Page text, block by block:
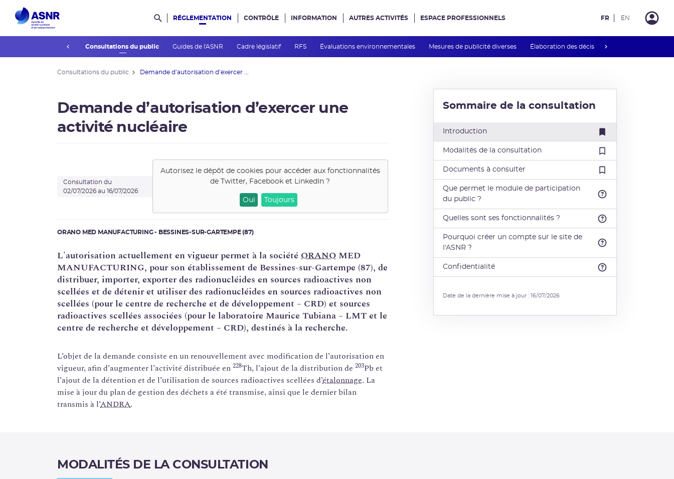
Rechercher dans le site
RÉGLEMENTATION
des publics Consultations du public Guides de l'ASNR Cadre législatif RFS Évaluations environnementales Mesures de publicité diverses Élaboration des décisions et guides INB
CONTRÔLE INFORMATION AUTRES ACTIVITÉS ESPACE PROFESSIONNELS FR EN
Consultations du public Demande d’autorisation d’exercer ...
Demande d’autorisation d’exercer une
activité nucléaire
Consultation du
02/07/2026 au 16/07/2026
Autorisez le dépôt de cookies pour accéder aux fonctionnalités
de
Twitter, Facebook et LinkedIn ?
Oui Toujours
ORANO MED MANUFACTURING - BESSINES-SUR-GARTEMPE (87)
L'autorisation actuellement en vigueur permet à la société ORANO MED
MANUFACTURING, pour son établissement de Bessines-sur-Gartempe (87), de
distribuer, importer, exporter des radionucléides en sources radioactives non
scellées et de détenir et utiliser des radionucléides en sources radioactives non
scellées (pour le centre de recherche et de développement – CRD) et sources
radioactives scellées associées (pour le laboratoire Maurice Tubiana – LMT et le
centre de recherche et développement – CRD), destinés à la recherche.
L’objet de la demande consiste en un renouvellement avec modification de l’autorisation en
vigueur, afin d’augmenter l’activité distribuée en 228Th, l’ajout de la distribution de 203Pb et
l’ajout de la détention et de l’utilisation de sources radioactives scellées d’étalonnage. La
mise à jour du plan de gestion des déchets a été transmise, ainsi que le dernier bilan
transmis à l’ANDRA.
MODALITÉS DE LA CONSULTATION
Sommaire de la consultation
Introduction
Modalités de la consultation
Documents à consulter
Que permet le module de participation
du public ?
Quelles sont ses fonctionnalités ?
Pourquoi créer un compte sur le site de
l'ASNR ?
Confidentialité
Date de la dernière mise à jour : 16/07/2026